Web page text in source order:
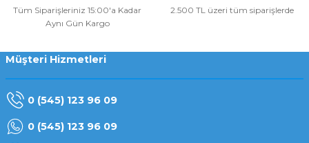
Tüm Siparişleriniz 15:00'a Kadar
Aynı Gün Kargo
2.500 TL üzeri tüm siparişlerde
Müşteri Hizmetleri
0 (545) 123 96 09
0 (545) 123 96 09